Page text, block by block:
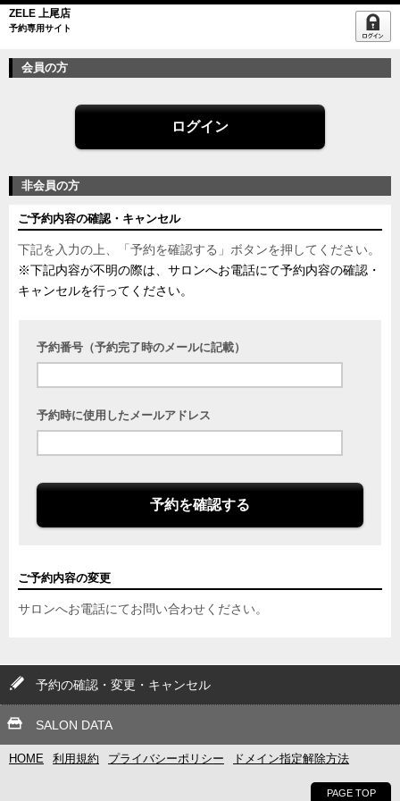
ZELE 上尾店
予約専用サイト
会員の方
ログイン
非会員の方
ご予約内容の確認・キャンセル
下記を入力の上、「予約を確認する」ボタンを押してください。
※下記内容が不明の際は、サロンへお電話にて予約内容の確認・
キャンセルを行ってください。
予約番号（予約完了時のメールに記載）
予約時に使用したメールアドレス
予約を確認する
ご予約内容の変更
サロンへお電話にてお問い合わせください。
予約の確認・変更・キャンセル
SALON DATA
HOME 利用規約 プライバシーポリシー ドメイン指定解除方法
PAGE TOP